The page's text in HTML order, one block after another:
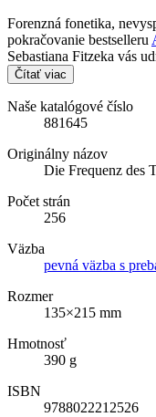
Forenzná fonetika,
pokračovanie bestselleru
Sebastiana Fitzeka vás
Čítať viac
Naše katalógové číslo
881645
Originálny názov
Die Frequenz des
Počet strán
256
Väzba
pevná väzba s
Rozmer
135×215 mm
Hmotnosť
390 g
ISBN
9788022212526